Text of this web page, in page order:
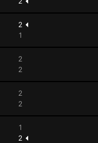
2
1
2
2
2
2
1
2